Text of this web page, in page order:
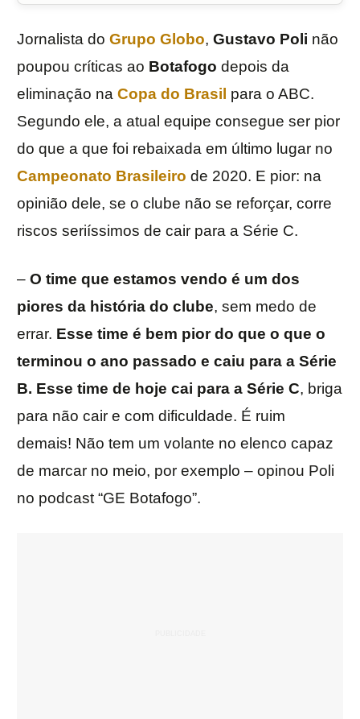
Jornalista do Grupo Globo, Gustavo Poli não
poupou críticas ao Botafogo depois da
eliminação na Copa do Brasil para o ABC.
Segundo ele, a atual equipe consegue ser pior
do que a que foi rebaixada em último lugar no
Campeonato Brasileiro de 2020. E pior: na
opinião dele, se o clube não se reforçar, corre
riscos seriíssimos de cair para a Série C.
– O time que estamos vendo é um dos
piores da história do clube, sem medo de
errar. Esse time é bem pior do que o que o
terminou o ano passado e caiu para a Série
B. Esse time de hoje cai para a Série C, briga
para não cair e com dificuldade. É ruim
demais! Não tem um volante no elenco capaz
de marcar no meio, por exemplo – opinou Poli
no podcast “GE Botafogo”.